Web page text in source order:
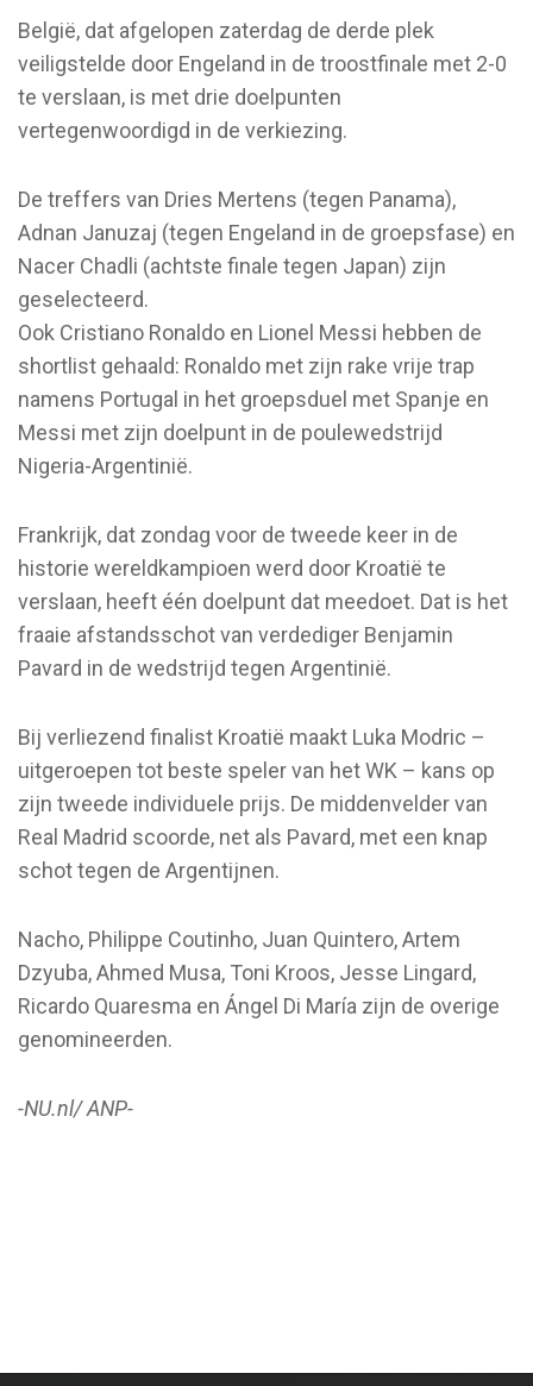
België, dat afgelopen zaterdag de derde plek
veiligstelde door Engeland in de troostfinale met 2-0
te verslaan, is met drie doelpunten
vertegenwoordigd in de verkiezing.
De treffers van Dries Mertens (tegen Panama),
Adnan Januzaj (tegen Engeland in de groepsfase) en
Nacer Chadli (achtste finale tegen Japan) zijn
geselecteerd.
Ook Cristiano Ronaldo en Lionel Messi hebben de
shortlist gehaald: Ronaldo met zijn rake vrije trap
namens Portugal in het groepsduel met Spanje en
Messi met zijn doelpunt in de poulewedstrijd
Nigeria-Argentinië.
Frankrijk, dat zondag voor de tweede keer in de
historie wereldkampioen werd door Kroatië te
verslaan, heeft één doelpunt dat meedoet. Dat is het
fraaie afstandsschot van verdediger Benjamin
Pavard in de wedstrijd tegen Argentinië.
Bij verliezend finalist Kroatië maakt Luka Modric –
uitgeroepen tot beste speler van het WK – kans op
zijn tweede individuele prijs. De middenvelder van
Real Madrid scoorde, net als Pavard, met een knap
schot tegen de Argentijnen.
Nacho, Philippe Coutinho, Juan Quintero, Artem
Dzyuba, Ahmed Musa, Toni Kroos, Jesse Lingard,
Ricardo Quaresma en Ángel Di María zijn de overige
genomineerden.
-NU.nl/ ANP-